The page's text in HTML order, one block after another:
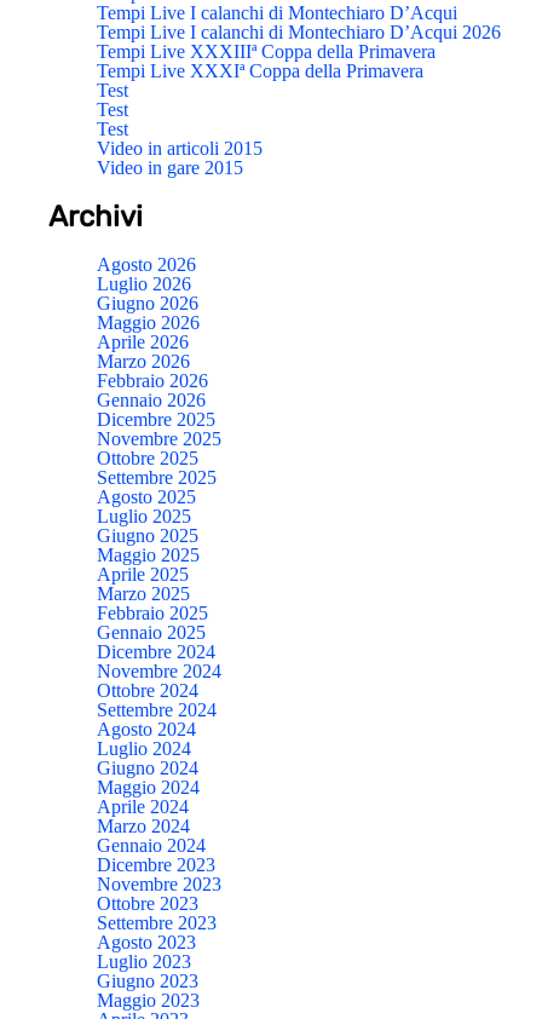
Tempi Live I calanchi di Montechiaro D’Acqui
Tempi Live I calanchi di Montechiaro D’Acqui 2026
Tempi Live XXXIIIª Coppa della Primavera
Tempi Live XXXIª Coppa della Primavera
Test
Test
Test
Video in articoli 2015
Video in gare 2015
Archivi
Agosto 2026
Luglio 2026
Giugno 2026
Maggio 2026
Aprile 2026
Marzo 2026
Febbraio 2026
Gennaio 2026
Dicembre 2025
Novembre 2025
Ottobre 2025
Settembre 2025
Agosto 2025
Luglio 2025
Giugno 2025
Maggio 2025
Aprile 2025
Marzo 2025
Febbraio 2025
Gennaio 2025
Dicembre 2024
Novembre 2024
Ottobre 2024
Settembre 2024
Agosto 2024
Luglio 2024
Giugno 2024
Maggio 2024
Aprile 2024
Marzo 2024
Gennaio 2024
Dicembre 2023
Novembre 2023
Ottobre 2023
Settembre 2023
Agosto 2023
Luglio 2023
Giugno 2023
Maggio 2023